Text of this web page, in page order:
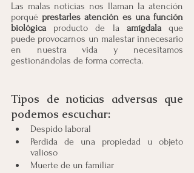
Las malas noticias nos llaman la atención
porqué prestarles atención es una función
biológica producto de la amígdala que
puede provocarnos un malestar innecesario
en nuestra vida y necesitamos
gestionándolas de forma correcta.
Tipos de noticias adversas que
podemos escuchar:
Despido laboral
Perdida de una propiedad u objeto
valioso
Muerte de un familiar